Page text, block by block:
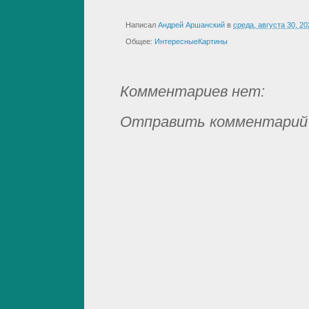
Написал Андрей Аршанский в среда, августа 30,
Общее: ИнтересныеКартины
Комментариев нет:
Отправить комментарий